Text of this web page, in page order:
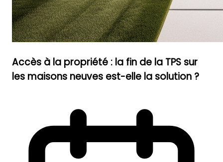
Accès à la propriété : la fin de la TPS sur
les maisons neuves est-elle la solution ?